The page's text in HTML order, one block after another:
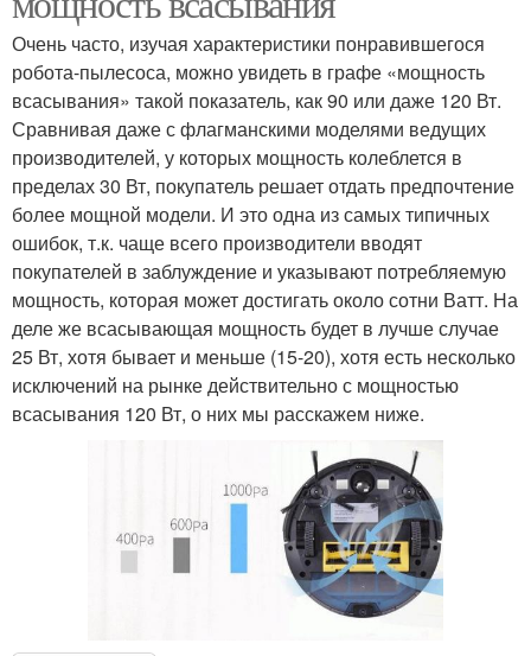
Очень часто, изучая характеристики понравившегося
робота-пылесоса, можно увидеть в графе «мощность
всасывания» такой показатель, как 90 или даже 120 Вт.
Сравнивая даже с флагманскими моделями ведущих
производителей, у которых мощность колеблется в
пределах 30 Вт, покупатель решает отдать предпочтение
более мощной модели. И это одна из самых типичных
ошибок, т.к. чаще всего производители вводят
покупателей в заблуждение и указывают потребляемую
мощность, которая может достигать около сотни Ватт. На
деле же всасывающая мощность будет в лучше случае
25 Вт, хотя бывает и меньше (15-20), хотя есть несколько
исключений на рынке действительно с мощностью
всасывания 120 Вт, о них мы расскажем ниже.